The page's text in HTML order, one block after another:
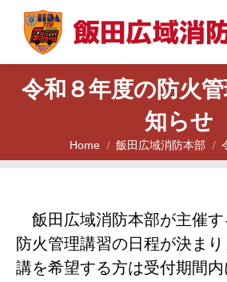
令和８年度の防火
知らせ
You are here:
Home 飯田広域消防本部
飯田広域消防本部が主催
防火管理講習の日程が決ま
講を希望する方は受付期間